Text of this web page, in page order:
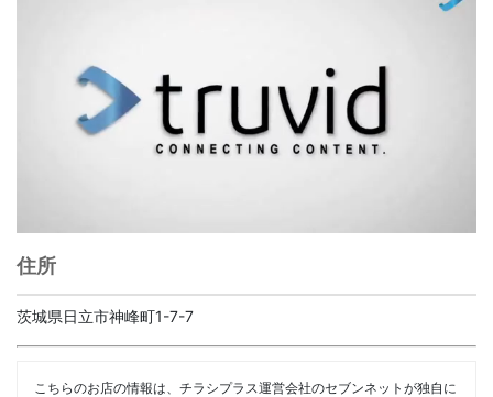
住所
茨城県日立市神峰町1-7-7
こちらのお店の情報は、チラシプラス運営会社のセブンネットが独自に